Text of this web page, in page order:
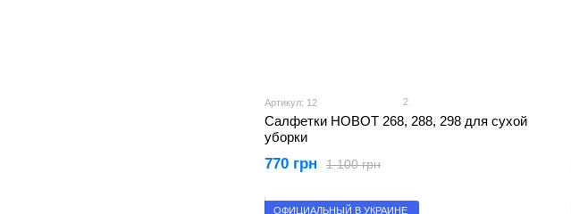
Артикул: 12 2
Салфетки HOBOT 268, 288, 298 для сухой
уборки
1 100 грн
770 грн
ОФИЦИАЛЬНЫЙ В УКРАИНЕ